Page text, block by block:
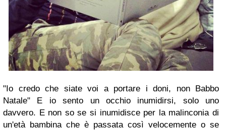
"Io credo che siate voi a portare i doni, non Babbo
Natale" E io sento un occhio inumidirsi, solo uno
davvero. E non so se si inumidisce per la malinconia di
un'età bambina che è passata così velocemente o se